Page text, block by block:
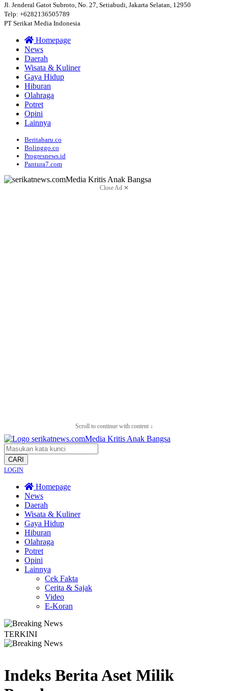
Jl. Jenderal Gatot Subroto, No. 27, Setiabudi, Jakarta Selatan, 12950
Telp: +6282136505789
PT Serikat Media Indonesia
Homepage
News
Daerah
Wisata & Kuliner
Gaya Hidup
Hiburan
Olahraga
Potret
Opini
Lainnya
Beritabaru.co
Bolinggo.co
Progresnews.id
Pantura7.com
Close Ad ✕
Scroll to continue with content ↓
CARI
LOGIN
Homepage
News
Daerah
Wisata & Kuliner
Gaya Hidup
Hiburan
Olahraga
Potret
Opini
Lainnya
Cek Fakta
Cerita & Sajak
Video
E-Koran
TERKINI
Indeks BeritaAset Milik